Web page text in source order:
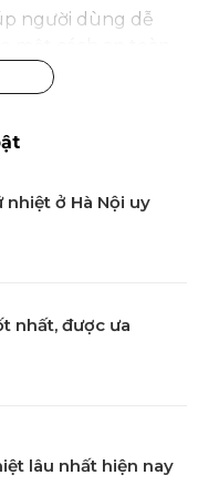
người dùng dễ
ở Hà Nội uy
nhất, được ưa
lâu nhất hiện nay